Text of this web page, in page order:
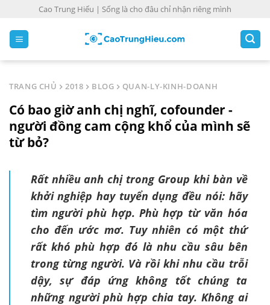
Cao Trung Hiếu | Sống là cho đâu chỉ nhận riêng mình
TRANG CHỦ 2018 BLOG QUAN-LY-KINH-DOANH
Có bao giờ anh chị nghĩ, cofounder -
người đồng cam cộng khổ của mình sẽ
từ bỏ?
Rất nhiều anh chị trong Group khi bàn về
khởi nghiệp hay tuyển dụng đều nói: hãy
tìm người phù hợp. Phù hợp từ văn hóa
cho đến ước mơ. Tuy nhiên có một thứ
rất khó phù hợp đó là nhu cầu sâu bên
trong từng người. Và rồi khi nhu cầu trỗi
dậy, sự đáp ứng không tốt chúng ta
những người phù hợp chia tay. Không ai